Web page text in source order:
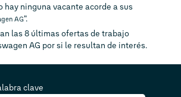
hay ninguna vacante acorde a sus
AG".
las 8 últimas ofertas de trabajo
AG por si le resultan de interés.
clave